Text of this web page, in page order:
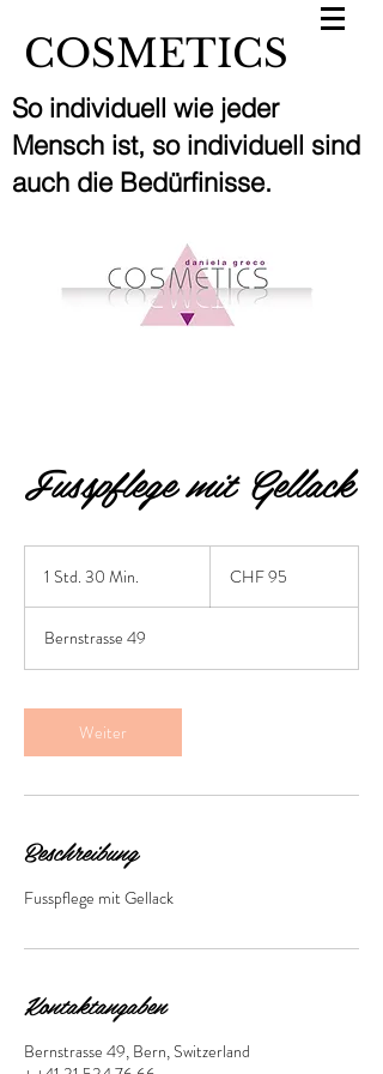
COSMETICS
So individuell wie jeder
Mensch ist, so individuell sind
auch die Bedürfinisse.
Fusspflege mit Gellack
1 Std. 30 Min.
d
3
M
n
Franken
CHF 95
Bernstrasse 49
Weiter
Beschreibung
Fusspflege mit Gellack
Kontaktangaben
Bernstrasse 49, Bern, Switzerland